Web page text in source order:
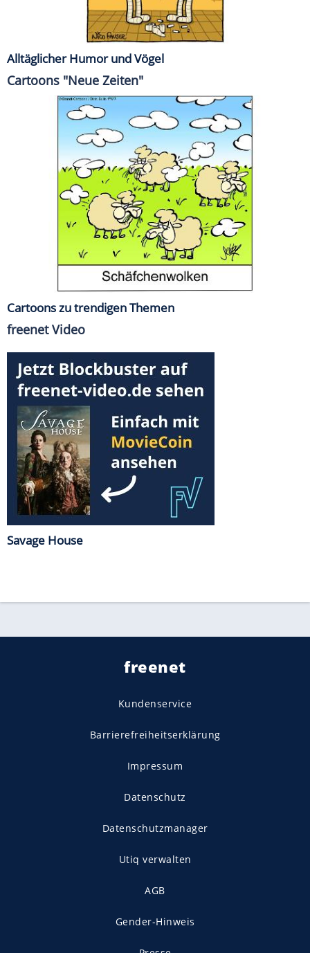
Alltäglicher Humor und Vögel
Cartoons "Neue Zeiten"
Cartoons zu trendigen Themen
freenet Video
Savage House
freenet
Kundenservice
Barrierefreiheitserklärung
Impressum
Datenschutz
Datenschutzmanager
Utiq verwalten
AGB
Gender-Hinweis